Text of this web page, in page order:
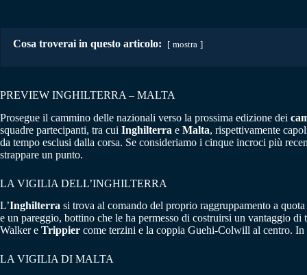
Cosa troverai in questo articolo: mostra
PREVIEW INGHILTERRA – MALTA
Prosegue il cammino delle nazionali verso la prossima edizione dei
squadre partecipanti, tra cui Inghilterra e Malta, rispettivamente
da tempo esclusi dalla corsa. Se consideriamo i cinque incroci più
strappare un punto.
LA VIGILIA DELL’INGHILTERRA
L’Inghilterra si trova al comando del proprio raggruppamento a
e un pareggio, bottino che le ha permesso di costruirsi un vantaggio
Walker e Trippier come terzini e la coppia Guehi-Colwill al centro.
LA VIGILIA DI MALTA